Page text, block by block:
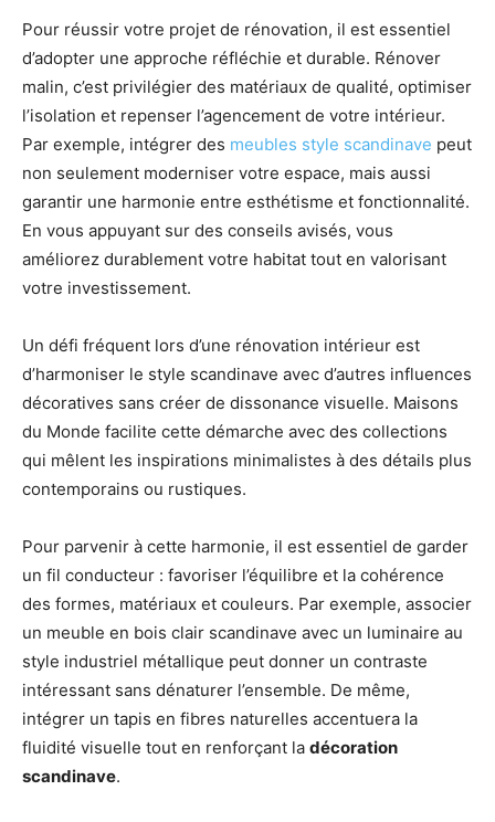
Pour réussir votre projet de rénovation, il est essentiel
d’adopter une approche réfléchie et durable. Rénover
malin, c’est privilégier des matériaux de qualité, optimiser
l’isolation et repenser l’agencement de votre intérieur.
Par exemple, intégrer des meubles style scandinave peut
non seulement moderniser votre espace, mais aussi
garantir une harmonie entre esthétisme et fonctionnalité.
En vous appuyant sur des conseils avisés, vous
améliorez durablement votre habitat tout en valorisant
votre investissement.
Un défi fréquent lors d’une rénovation intérieur est
d’harmoniser le style scandinave avec d’autres influences
décoratives sans créer de dissonance visuelle. Maisons
du Monde facilite cette démarche avec des collections
qui mêlent les inspirations minimalistes à des détails plus
contemporains ou rustiques.
Pour parvenir à cette harmonie, il est essentiel de garder
un fil conducteur : favoriser l’équilibre et la cohérence
des formes, matériaux et couleurs. Par exemple, associer
un meuble en bois clair scandinave avec un luminaire au
style industriel métallique peut donner un contraste
intéressant sans dénaturer l’ensemble. De même,
intégrer un tapis en fibres naturelles accentuera la
fluidité visuelle tout en renforçant la décoration
scandinave.